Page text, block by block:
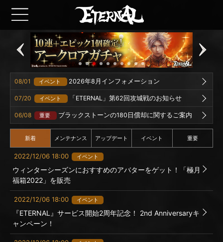
08/01 イベント 2026年8月インフォメーション
07/20 イベント 「ETERNAL」第62回攻城戦のお知らせ
06/08 重要 ブラックストーンの180日償却に関するご案内
新着 メンテナンス アップデート イベント 重要
2022/12/06 18:00 イベント
ウィンターシーズンにおすすめのアバターをゲット！「極月
福箱2022」を販売
2022/12/06 18:00 イベント
『ETERNAL』サービス開始2周年記念！ 2nd Anniversaryキ
ャンペーン！